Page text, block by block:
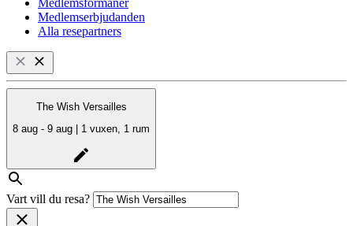
Medlemserbjudanden
Alla resepartners
The Wish Versailles
8 aug - 9 aug | 1 vuxen, 1 rum
Vart vill du resa?